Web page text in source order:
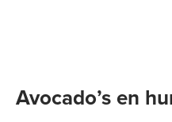
Avocado’s en